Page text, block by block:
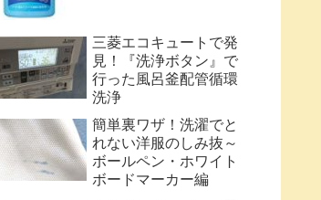
三菱エコキュートで発
見！『洗浄ボタン』で
行った風呂釜配管循環
洗浄
簡単裏ワザ！洗濯でと
れない洋服のしみ抜～
ボールペン・ホワイト
ボードマーカー編